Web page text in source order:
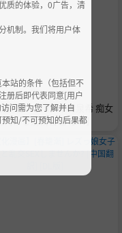
赏】【VR】幸村泉希 痴女
司から射精管理【8K】
质的体验，0广告，清
机制。我们将用户体
站的条件（包括但不
册后即代表同意[用户
问需为您了解并自
知/不可预知的后果都